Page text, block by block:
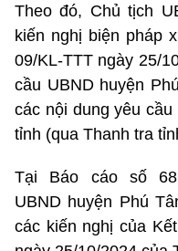
Theo đó, Chủ tịch
kiến nghị biện pháp
09/KL-TTT ngày 25/
cầu UBND huyện
các nội dung yêu
tỉnh (qua Thanh tra
Tại Báo cáo số
UBND huyện Phú
các kiến nghị của